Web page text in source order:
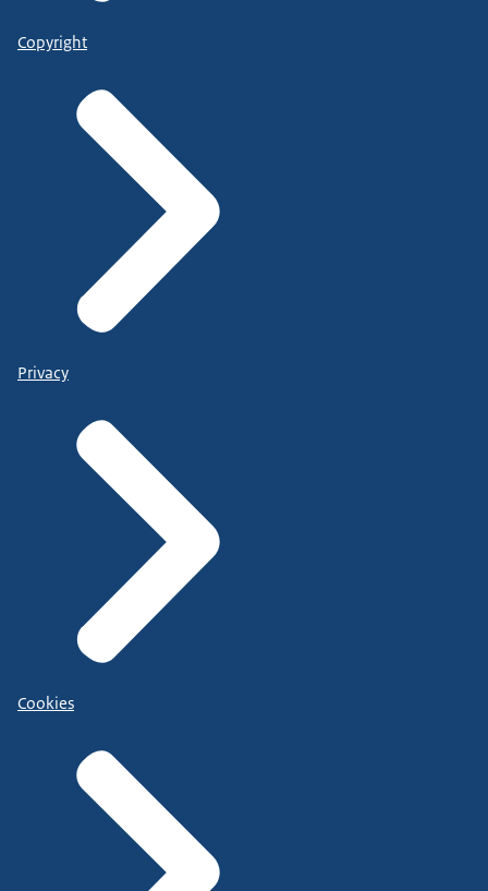
Copyright
Privacy
Cookies